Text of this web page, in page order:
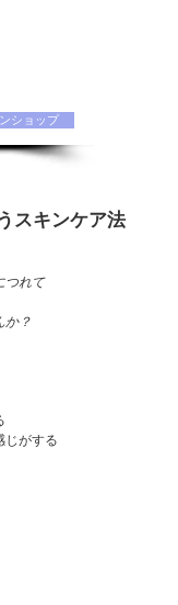
ショップ
スキンケア法
つれて
か？
じがする